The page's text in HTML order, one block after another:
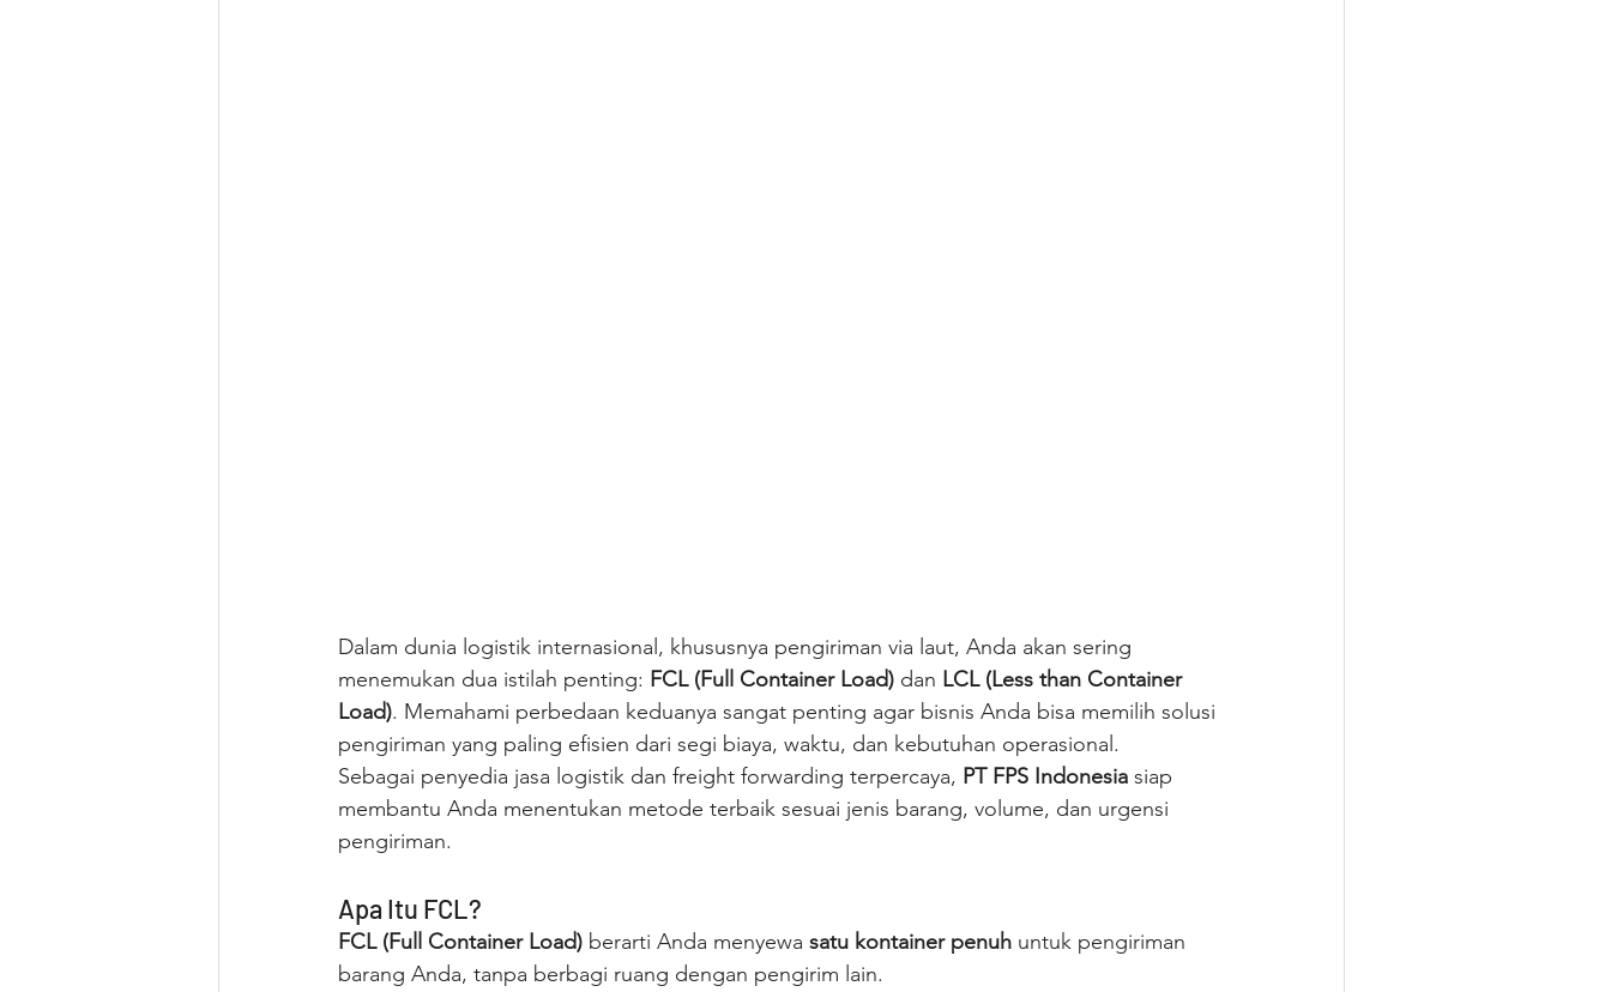
Dalam dunia logistik internasional, khususnya pengiriman via laut, Anda akan sering
menemukan dua istilah penting: FCL (Full Container Load) dan LCL (Less than Container
Load). Memahami perbedaan keduanya sangat penting agar bisnis Anda bisa memilih solusi
pengiriman yang paling efisien dari segi biaya, waktu, dan kebutuhan operasional.
Sebagai penyedia jasa logistik dan freight forwarding terpercaya, PT FPS Indonesia siap
membantu Anda menentukan metode terbaik sesuai jenis barang, volume, dan urgensi
pengiriman.
Apa Itu FCL?
FCL (Full Container Load) berarti Anda menyewa satu kontainer penuh untuk pengiriman
barang Anda, tanpa berbagi ruang dengan pengirim lain.